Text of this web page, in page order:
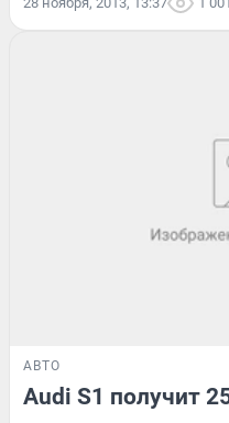
АВТО
Audi S1 получит